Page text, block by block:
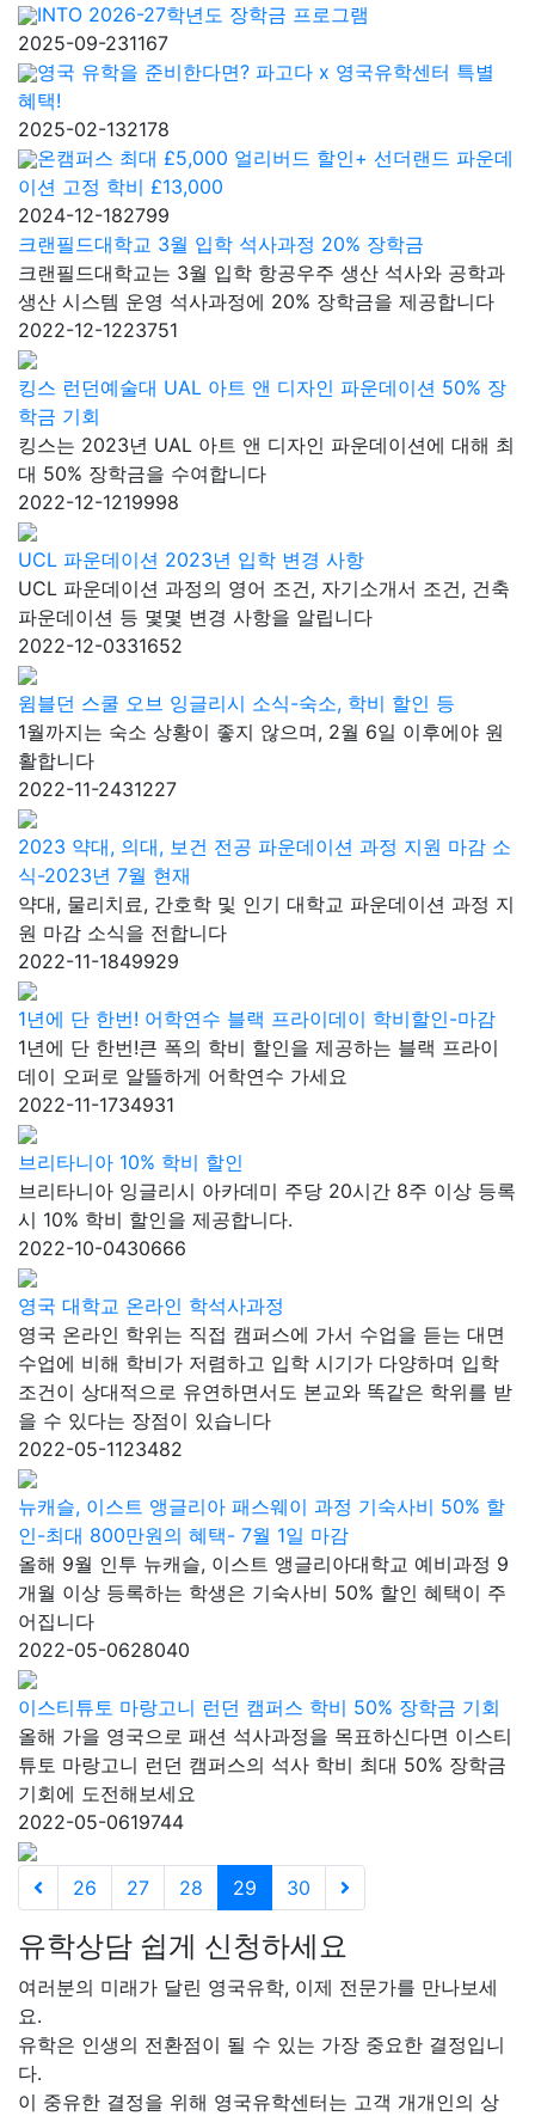
INTO 2026-27학년도 장학금 프로그램
2025-09-231167
영국 유학을 준비한다면? 파고다 x 영국유학센터 특별
혜택!
2025-02-132178
온캠퍼스 최대 £5,000 얼리버드 할인+ 선더랜드 파운데
이션 고정 학비 £13,000
2024-12-182799
크랜필드대학교 3월 입학 석사과정 20% 장학금
크랜필드대학교는 3월 입학 항공우주 생산 석사와 공학과
생산 시스템 운영 석사과정에 20% 장학금을 제공합니다
2022-12-1223751
킹스 런던예술대 UAL 아트 앤 디자인 파운데이션 50% 장
학금 기회
킹스는 2023년 UAL 아트 앤 디자인 파운데이션에 대해 최
대 50% 장학금을 수여합니다
2022-12-1219998
UCL 파운데이션 2023년 입학 변경 사항
UCL 파운데이션 과정의 영어 조건, 자기소개서 조건, 건축
파운데이션 등 몇몇 변경 사항을 알립니다
2022-12-0331652
윔블던 스쿨 오브 잉글리시 소식-숙소, 학비 할인 등
1월까지는 숙소 상황이 좋지 않으며, 2월 6일 이후에야 원
활합니다
2022-11-2431227
2023 약대, 의대, 보건 전공 파운데이션 과정 지원 마감 소
식-2023년 7월 현재
약대, 물리치료, 간호학 및 인기 대학교 파운데이션 과정 지
원 마감 소식을 전합니다
2022-11-1849929
1년에 단 한번! 어학연수 블랙 프라이데이 학비할인-마감
1년에 단 한번!큰 폭의 학비 할인을 제공하는 블랙 프라이
데이 오퍼로 알뜰하게 어학연수 가세요
2022-11-1734931
브리타니아 10% 학비 할인
브리타니아 잉글리시 아카데미 주당 20시간 8주 이상 등록
시 10% 학비 할인을 제공합니다.
2022-10-0430666
영국 대학교 온라인 학석사과정
영국 온라인 학위는 직접 캠퍼스에 가서 수업을 듣는 대면
수업에 비해 학비가 저렴하고 입학 시기가 다양하며 입학
조건이 상대적으로 유연하면서도 본교와 똑같은 학위를 받
을 수 있다는 장점이 있습니다
2022-05-1123482
뉴캐슬, 이스트 앵글리아 패스웨이 과정 기숙사비 50% 할
인-최대 800만원의 혜택- 7월 1일 마감
올해 9월 인투 뉴캐슬, 이스트 앵글리아대학교 예비과정 9
개월 이상 등록하는 학생은 기숙사비 50% 할인 혜택이 주
어집니다
2022-05-0628040
이스티튜토 마랑고니 런던 캠퍼스 학비 50% 장학금 기회
올해 가을 영국으로 패션 석사과정을 목표하신다면 이스티
튜토 마랑고니 런던 캠퍼스의 석사 학비 최대 50% 장학금
기회에 도전해보세요
2022-05-0619744
26 27 28 29 30
유학상담 쉽게 신청하세요
여러분의 미래가 달린 영국유학, 이제 전문가를 만나보세
요.
유학은 인생의 전환점이 될 수 있는 가장 중요한 결정입니
다.
이 중유한 결정을 위해 영국유학센터는 고객 개개인의 상